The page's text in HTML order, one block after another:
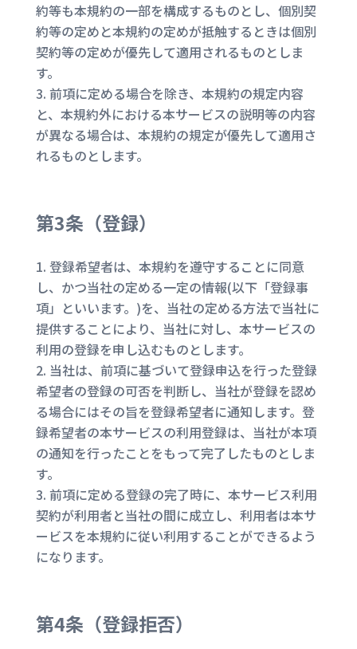
約等も本規約の一部を構成するものとし、個別契
約等の定めと本規約の定めが抵触するときは個別
契約等の定めが優先して適用されるものとしま
す。
前項に定める場合を除き、本規約の規定内容
と、本規約外における本サービスの説明等の内容
が異なる場合は、本規約の規定が優先して適用さ
れるものとします。
第3条（登録）
登録希望者は、本規約を遵守することに同意
し、かつ当社の定める一定の情報(以下「登録事
項」といいます。)を、当社の定める方法で当社に
提供することにより、当社に対し、本サービスの
利用の登録を申し込むものとします。
当社は、前項に基づいて登録申込を行った登録
希望者の登録の可否を判断し、当社が登録を認め
る場合にはその旨を登録希望者に通知します。登
録希望者の本サービスの利用登録は、当社が本項
の通知を行ったことをもって完了したものとしま
す。
前項に定める登録の完了時に、本サービス利用
契約が利用者と当社の間に成立し、利用者は本サ
ービスを本規約に従い利用することができるよう
になります。
第4条（登録拒否）